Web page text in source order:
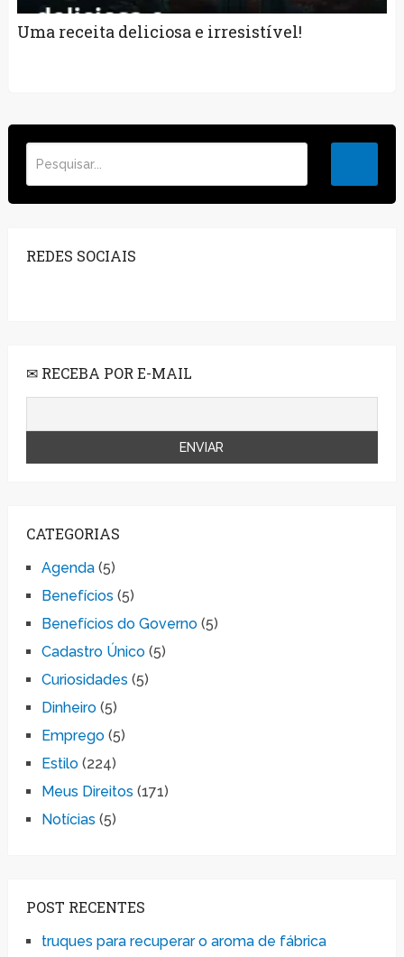
Uma receita deliciosa e irresistível!
REDES SOCIAIS
✉ RECEBA POR E-MAIL
CATEGORIAS
Agenda(5)
Benefícios (5)
Benefícios do Governo(5)
Cadastro Único(5)
Curiosidades (5)
Dinheiro(5)
Emprego(5)
Estilo(224)
Meus Direitos (171)
Notícias (5)
POST RECENTES
truques para recuperar o aroma de fábrica